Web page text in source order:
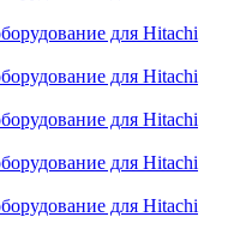
для Hitachi
для Hitachi
для Hitachi
для Hitachi
для Hitachi